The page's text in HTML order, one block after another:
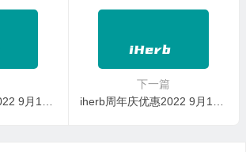
iherb周年庆优惠2022 9月13日食品家居宠物用品74折
下一篇
iherb周年庆优惠2022 9月15日骨骼皮肤头发和指甲健康补剂74折